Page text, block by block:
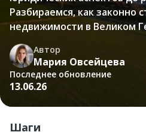
Разбираемся, как законно
недвижимости в Великом
Автор
Мария Овсейцева
Последнее обновление
13.06.26
Шаги